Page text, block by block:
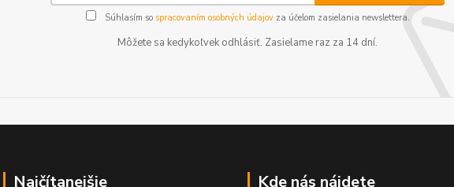
Súhlasím so spracovaním osobných údajovza účelom zasielania newslettera.
Môžete sa kedykoľvek odhlásiť. Zasielame raz za 14 dní.
Najčítanejšie Kde nás nájdete